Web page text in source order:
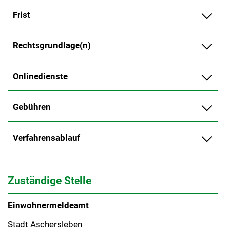
Frist
Rechtsgrundlage(n)
Onlinedienste
Gebühren
Verfahrensablauf
Zuständige Stelle
Einwohnermeldeamt
Stadt Aschersleben